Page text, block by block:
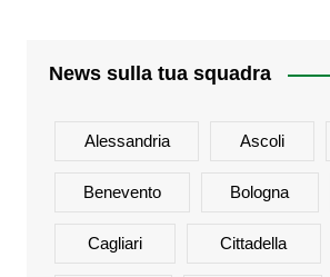
News sulla tua squadra
Alessandria Ascoli
Benevento Bologna
Cagliari Cittadella